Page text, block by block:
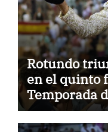
Rotundo
en el quinto
Temporada